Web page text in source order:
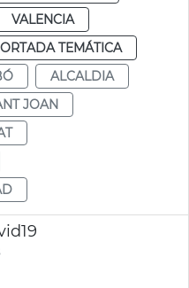
VALENCIA
TEMÁTICA
ALCALDIA
JOAN